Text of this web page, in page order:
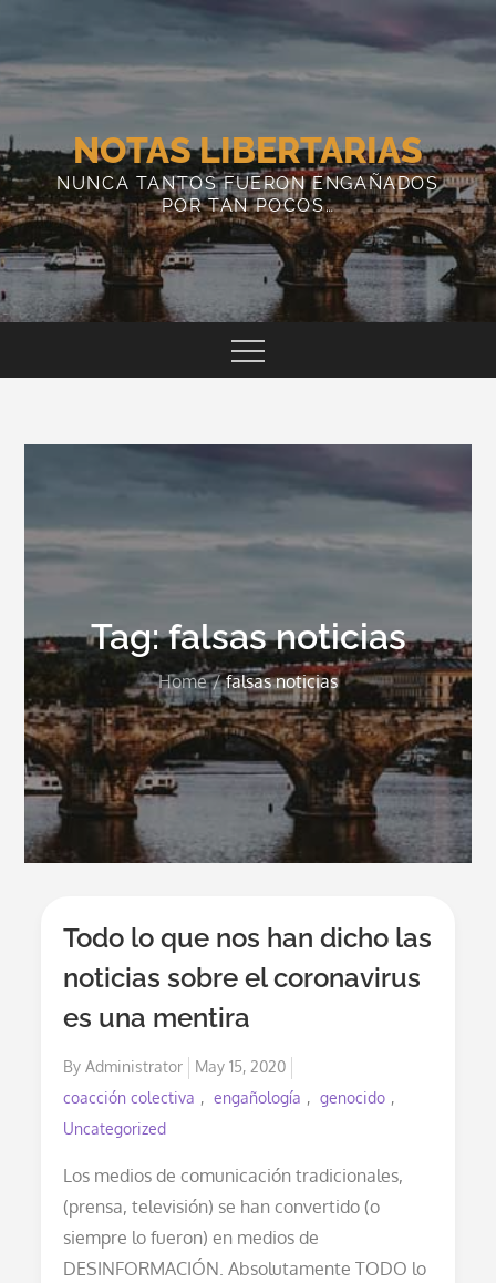
content
NOTAS LIBERTARIAS
NUNCA TANTOS FUERON ENGAÑADOS
POR TAN POCOS…
Tag:falsas noticias
Home falsas noticias
Todo lo que nos han dicho las
noticias sobre el coronavirus
es una mentira
ByAdministrator
Posted
May 15, 2020
coacción colectiva
engañología
genocido
Uncategorized
Los medios de comunicación tradicionales,
(prensa, televisión) se han convertido (o
siempre lo fueron) en medios de
DESINFORMACIÓN. Absolutamente TODO lo